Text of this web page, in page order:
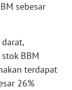
sebesar
stok BBM
terdapat
26%